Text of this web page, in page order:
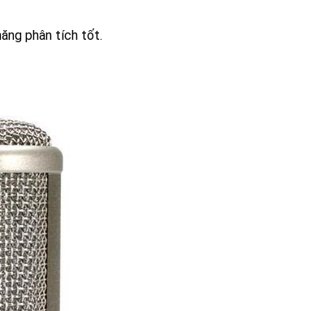
phân tích tốt.
TƯỜNG
25W